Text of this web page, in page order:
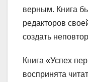
верным. Книга
редакторов
создать
Книга «Успех
воспринята